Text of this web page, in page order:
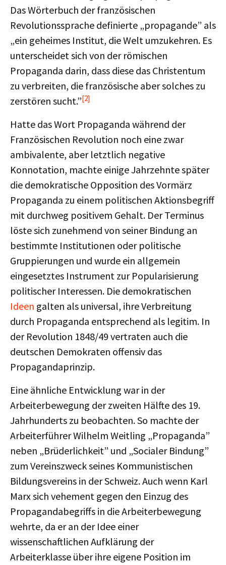
Das Wörterbuch der französischen
Revolutionssprache definierte „propagande” als
„ein geheimes Institut, die Welt umzukehren. Es
unterscheidet sich von der römischen
Propaganda darin, dass diese das Christentum
zu verbreiten, die französische aber solches zu
zerstören sucht.”[2]
Hatte das Wort Propaganda während der
Französischen Revolution noch eine zwar
ambivalente, aber letztlich negative
Konnotation, machte einige Jahrzehnte später
die demokratische Opposition des Vormärz
Propaganda zu einem politischen Aktionsbegriff
mit durchweg positivem Gehalt. Der Terminus
löste sich zunehmend von seiner Bindung an
bestimmte Institutionen oder politische
Gruppierungen und wurde ein allgemein
eingesetztes Instrument zur Popularisierung
politischer Interessen. Die demokratischen
Ideen galten als universal, ihre Verbreitung
durch Propaganda entsprechend als legitim. In
der Revolution 1848/49 vertraten auch die
deutschen Demokraten offensiv das
Propagandaprinzip.
Eine ähnliche Entwicklung war in der
Arbeiterbewegung der zweiten Hälfte des 19.
Jahrhunderts zu beobachten. So machte der
Arbeiterführer Wilhelm Weitling „Propaganda”
neben „Brüderlichkeit” und „Socialer Bindung”
zum Vereinszweck seines Kommunistischen
Bildungsvereins in der Schweiz. Auch wenn Karl
Marx sich vehement gegen den Einzug des
Propagandabegriffs in die Arbeiterbewegung
wehrte, da er an der Idee einer
wissenschaftlichen Aufklärung der
Arbeiterklasse über ihre eigene Position im